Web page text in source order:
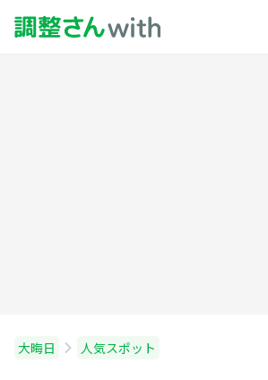
大晦日 人気スポット